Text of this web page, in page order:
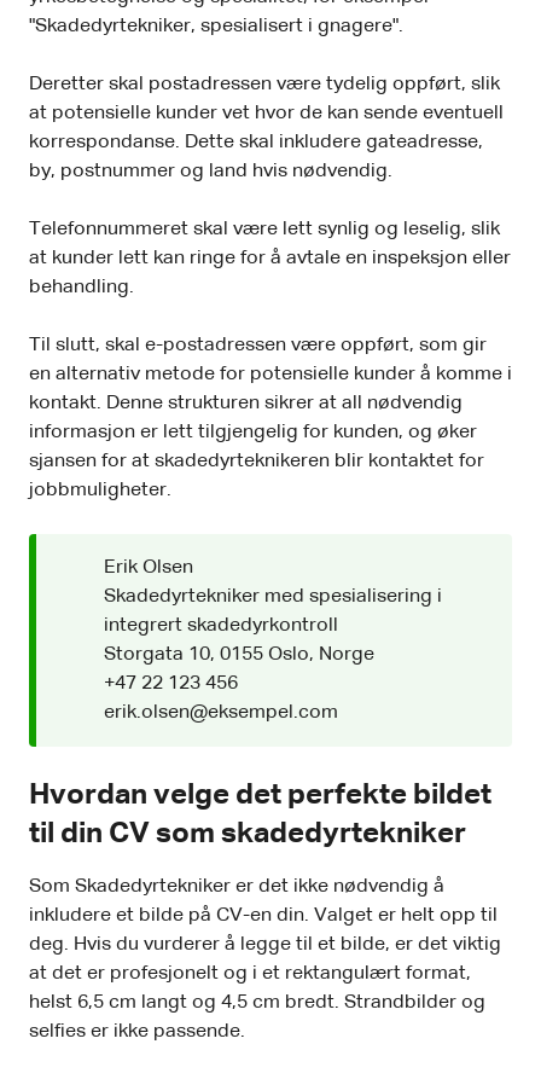
"Skadedyrtekniker, spesialisert i gnagere".
Deretter skal postadressen være tydelig oppført, slik
at potensielle kunder vet hvor de kan sende eventuell
korrespondanse. Dette skal inkludere gateadresse,
by, postnummer og land hvis nødvendig.
Telefonnummeret skal være lett synlig og leselig, slik
at kunder lett kan ringe for å avtale en inspeksjon eller
behandling.
Til slutt, skal e-postadressen være oppført, som gir
en alternativ metode for potensielle kunder å komme i
kontakt. Denne strukturen sikrer at all nødvendig
informasjon er lett tilgjengelig for kunden, og øker
sjansen for at skadedyrteknikeren blir kontaktet for
jobbmuligheter.
Erik Olsen
Skadedyrtekniker med spesialisering i
integrert skadedyrkontroll
Storgata 10, 0155 Oslo, Norge
+47 22 123 456
erik.olsen@eksempel.com
Hvordan velge det perfekte bildet
til din CV som skadedyrtekniker
Som Skadedyrtekniker er det ikke nødvendig å
inkludere et bilde på CV-en din. Valget er helt opp til
deg. Hvis du vurderer å legge til et bilde, er det viktig
at det er profesjonelt og i et rektangulært format,
helst 6,5 cm langt og 4,5 cm bredt. Strandbilder og
selfies er ikke passende.